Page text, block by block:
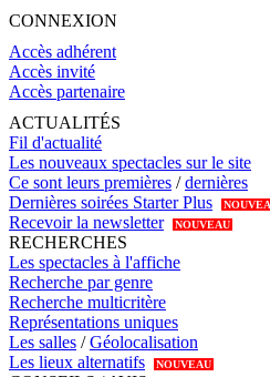
CONNEXION
Accès adhérent
Accès invité
Accès partenaire
ACTUALITÉS
Fil d'actualité
Les nouveaux spectacles sur le site
Ce sont leurs premières /dernières
Dernières soirées Starter Plus
Recevoir la newsletter NOUVEAU
RECHERCHES
Les spectacles à l'affiche
Recherche par genre
Recherche multicritère
Représentations uniques
Les salles /Géolocalisation
Les lieux alternatifs
NOUVEAU